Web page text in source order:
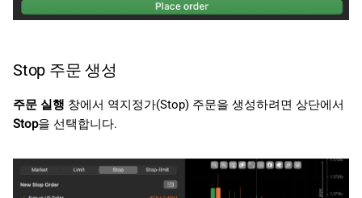
Stop 주문 생성
주문 실행 창에서 역지정가(Stop) 주문을 생성하려면 상단에서
Stop을 선택합니다.